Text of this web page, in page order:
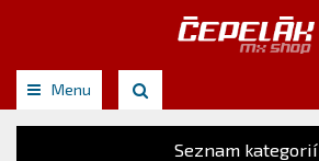
Menu
Seznam kategorií